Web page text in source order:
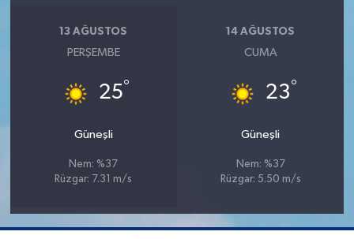
13 AĞUSTOS
PERŞEMBE
25°
Güneşli
Nem: %37
Rüzgar: 7.31 m/s
14 AĞUSTOS
CUMA
23°
Güneşli
Nem: %37
Rüzgar: 5.50 m/s